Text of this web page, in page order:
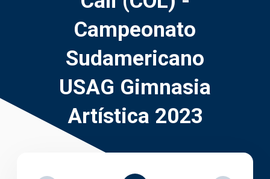
Campeonato
Sudamericano
USAG Gimnasia
Artística 2023